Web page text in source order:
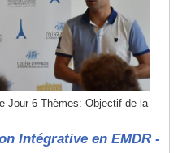
Jour 6 Thèmes: Objectif de la
Intégrative en EMDR -